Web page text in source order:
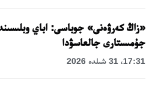
«زاڭ كەرۋەنى» جوباسى: اباي
جۇمىستارى جالعاسۋدا
17:31، 31 شىلدە 2026